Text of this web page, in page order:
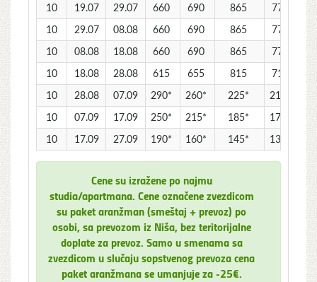
10
19.07 29.07 660 690 865
770
10
29.07 08.08 660 690 865
770
10
08.08 18.08 660 690 865
770
10
18.08 28.08 615 655 815
715
10
28.08 07.09 290* 260* 225*
215*
10
07.09 17.09 250* 215* 185*
175*
10
17.09 27.09 190* 160* 145* 135*
Cene su izražene po najmu
studia/apartmana. Cene označene zvezdicom
su paket aranžman (smeštaj + prevoz) po
osobi, sa prevozom iz Niša, bez teritorijalne
doplate za prevoz. Samo u smenama sa
zvezdicom u slučaju sopstvenog prevoza cena
paket aranžmana se umanjuje za -25€.